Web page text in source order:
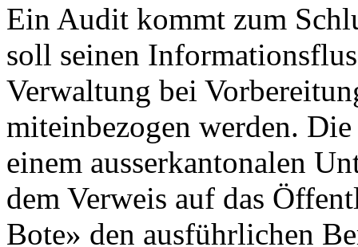
Ein Audit kommt zum
soll seinen
Verwaltung bei
miteinbezogen werden.
einem ausserkantonalen
dem Verweis auf das
Bote» den ausführlichen